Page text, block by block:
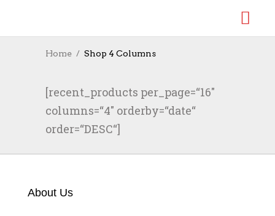
Home Shop 4 Columns
[recent_products per_page=“16″
columns=“4″ orderby=“date“
order=“DESC“]
About Us